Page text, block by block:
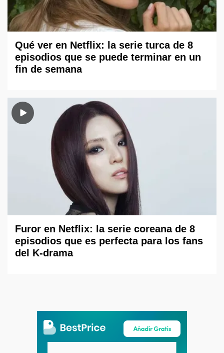
Qué ver en Netflix: la serie turca de 8
episodios que se puede terminar en un
fin de semana
Furor en Netflix: la serie coreana de 8
episodios que es perfecta para los fans
del K-drama